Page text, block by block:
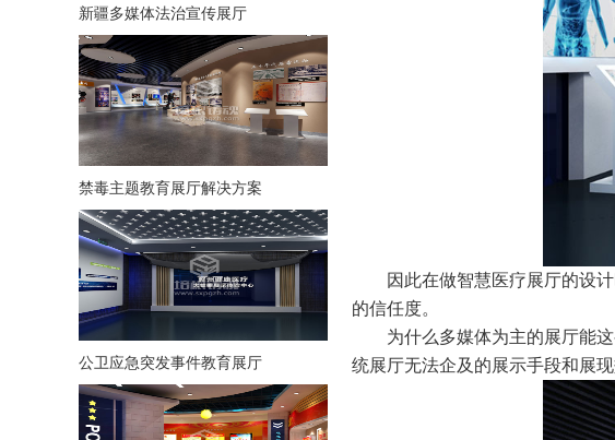
新疆多媒体法治宣传展厅
禁毒主题教育展厅解决方案
公卫应急突发事件教育展厅
因此在做智慧医疗展厅的设
的信任度。
为什么多媒体为主的展厅能
统展厅无法企及的展示手段和展